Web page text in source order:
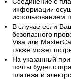
Соединение с
информации
использованием
В случае если
безопасного
Visa или
также может
На указанный
почты будет
платежа и